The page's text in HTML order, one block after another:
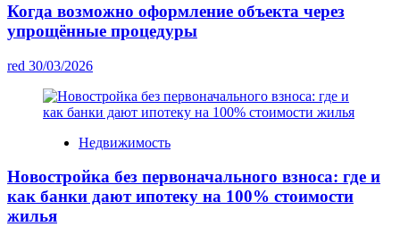
Когда возможно оформление объекта через
упрощённые процедуры
red 30/03/2026
Недвижимость
Новостройка без первоначального взноса: где и
как банки дают ипотеку на 100% стоимости
жилья